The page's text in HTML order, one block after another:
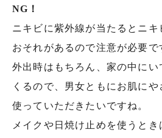
NG！
ニキビに紫外線が当たるとニキ
おそれがあるので注意が必要で
外出時はもちろん、家の中にい
くるので、男女ともにお肌に
使っていただきたいですね。
メイクや日焼け止めを使うと